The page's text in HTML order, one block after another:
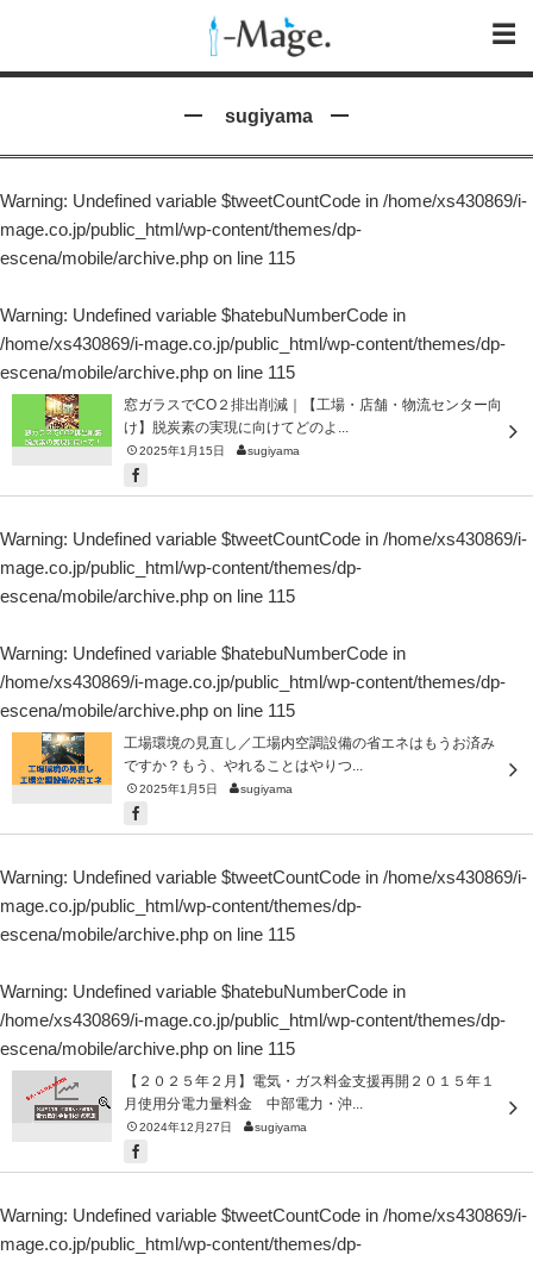
sugiyama
Warning: Undefined variable $tweetCountCode in /home/xs430869/i-
mage.co.jp/public_html/wp-content/themes/dp-
escena/mobile/archive.php on line 115
Warning: Undefined variable $hatebuNumberCode in
/home/xs430869/i-mage.co.jp/public_html/wp-content/themes/dp-
escena/mobile/archive.php on line 115
窓ガラスでCO２排出削減｜【工場・店舗・物流センター向
け】脱炭素の実現に向けてどのよ...
2025年1月15日 sugiyama
Warning: Undefined variable $tweetCountCode in /home/xs430869/i-
mage.co.jp/public_html/wp-content/themes/dp-
escena/mobile/archive.php on line 115
Warning: Undefined variable $hatebuNumberCode in
/home/xs430869/i-mage.co.jp/public_html/wp-content/themes/dp-
escena/mobile/archive.php on line 115
工場環境の見直し／工場内空調設備の省エネはもうお済み
ですか？もう、やれることはやりつ...
2025年1月5日 sugiyama
Warning: Undefined variable $tweetCountCode in /home/xs430869/i-
mage.co.jp/public_html/wp-content/themes/dp-
escena/mobile/archive.php on line 115
Warning: Undefined variable $hatebuNumberCode in
/home/xs430869/i-mage.co.jp/public_html/wp-content/themes/dp-
escena/mobile/archive.php on line 115
【２０２５年２月】電気・ガス料金支援再開２０１５年１
月使用分電力量料金 中部電力・沖...
2024年12月27日 sugiyama
Warning: Undefined variable $tweetCountCode in /home/xs430869/i-
mage.co.jp/public_html/wp-content/themes/dp-